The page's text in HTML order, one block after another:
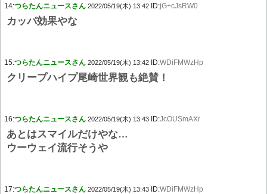
14:つらたんニュースさん 2022/05/19(木) 13:42 ID:jG+cJsRW0
カッパ効果やな
15:つらたんニュースさん 2022/05/19(木) 13:42 ID:WDiFMWzHp
クリープハイプ尾崎世界観も絶賛！
16:つらたんニュースさん 2022/05/19(木) 13:43 ID:JcOUSmAXr
あとはスマイルだけやな…
ウーウェイ流行そうや
17:つらたんニュースさん 2022/05/19(木) 13:43 ID:WDiFMWzHp